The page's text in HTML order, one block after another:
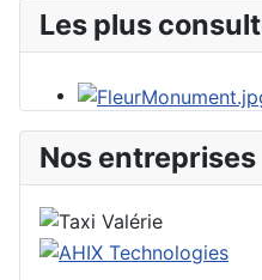
Les plus
Nos entreprises